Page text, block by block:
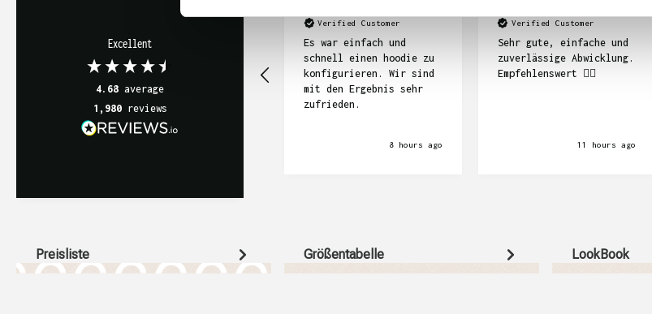
Excellent
4.68 average
1,980 reviews
Verified Customer
Es war einfach und
schnell einen hoodie zu
konfigurieren. Wir sind
mit den Ergebnis sehr
zufrieden.
8 hours ago
Verified Customer
Sehr gute, einfache und
zuverlässige Abwicklung.
Empfehlenswert ☝🏽
11 hours ago
Preisliste Größentabelle LookBook